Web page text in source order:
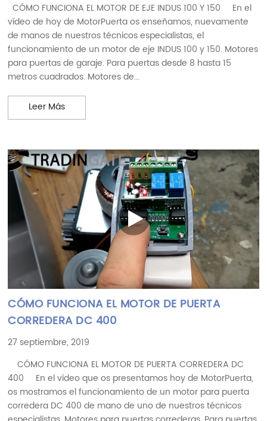
CÓMO FUNCIONA EL MOTOR DE EJE INDUS 100 Y 150 En el
vídeo de hoy de MotorPuerta os enseñamos, nuevamente
de manos de nuestros técnicos especialistas, el
funcionamiento de un motor de eje INDUS 100 y 150. Motores
para puertas de garaje. Para puertas desde 8 hasta 15
metros cuadrados. Motores de...
Leer MásCÓMO FUNCIONA EL MOTOR DE EJE INDUS 100 Y
CÓMO FUNCIONA EL MOTOR DE PUERTA
CORREDERA DC 400
27 septiembre, 2019
CÓMO FUNCIONA EL MOTOR DE PUERTA CORREDERA DC
400 En el vídeo que os presentamos hoy de MotorPuerta,
os mostramos el funcionamiento de un motor para puerta
corredera DC 400 de mano de uno de nuestros técnicos